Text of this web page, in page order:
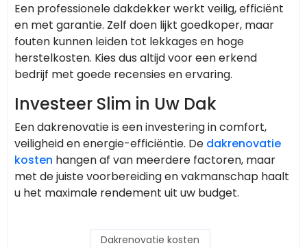
Een professionele dakdekker werkt veilig, efficiënt
en met garantie. Zelf doen lijkt goedkoper, maar
fouten kunnen leiden tot lekkages en hoge
herstelkosten. Kies dus altijd voor een erkend
bedrijf met goede recensies en ervaring.
Investeer Slim in Uw Dak
Een dakrenovatie is een investering in comfort,
veiligheid en energie-efficiëntie. De dakrenovatie
kosten hangen af van meerdere factoren, maar
met de juiste voorbereiding en vakmanschap haalt
u het maximale rendement uit uw budget.
Dakrenovatie kosten